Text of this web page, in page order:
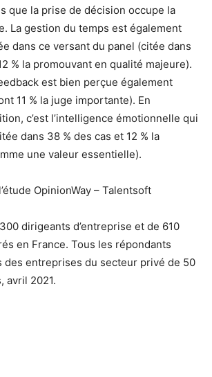
que la prise de décision occupe la
La gestion du temps est également
dans ce versant du panel (citée dans
% la promouvant en qualité majeure).
est bien perçue également
11 % la juge importante). En
c’est l’intelligence émotionnelle qui
dans 38 % des cas et 12 % la
une valeur essentielle).
OpinionWay – Talentsoft
dirigeants d’entreprise et de 610
en France. Tous les répondants
des entreprises du secteur privé de 50
avril 2021.